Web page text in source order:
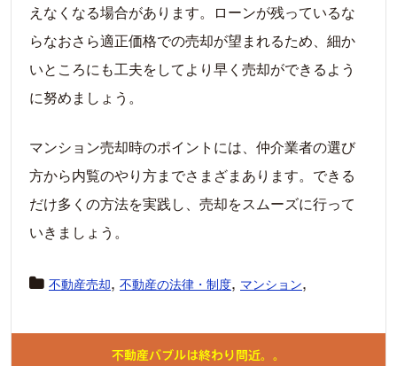
えなくなる場合があります。ローンが残っているな
らなおさら適正価格での売却が望まれるため、細か
いところにも工夫をしてより早く売却ができるよう
に努めましょう。
マンション売却時のポイントには、仲介業者の選び
方から内覧のやり方までさまざまあります。できる
だけ多くの方法を実践し、売却をスムーズに行って
いきましょう。
不動産売却, 不動産の法律・制度, マンション,
不動産バブルは終わり間近。。